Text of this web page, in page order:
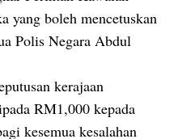
yang boleh mencetuskan
Polis Negara Abdul
kerajaan
RM1,000 kepada
kesemua kesalahan